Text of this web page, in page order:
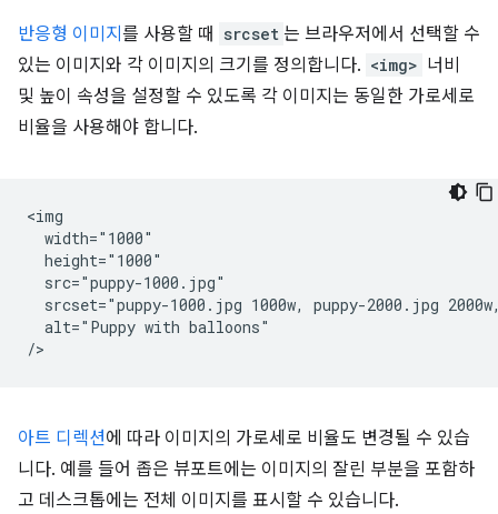
반응형 이미지 를 사용할 때 srcset 는 브라우저에서 선택할 수
있는 이미지와 각 이미지의 크기를 정의합니다. <img> 너비
및 높이 속성을 설정할 수 있도록 각 이미지는 동일한 가로세로
비율을 사용해야 합니다.
<img
  width="1000"
  height="1000"
  src="puppy-1000.jpg"
srcset="puppy-1000.jpg 1000w, puppy-2000.jpg
  alt="Puppy with balloons"
아트 디렉션에 따라 이미지의 가로세로 비율도 변경될 수 있습
니다. 예를 들어 좁은 뷰포트에는 이미지의 잘린 부분을 포함하
고 데스크톱에는 전체 이미지를 표시할 수 있습니다.